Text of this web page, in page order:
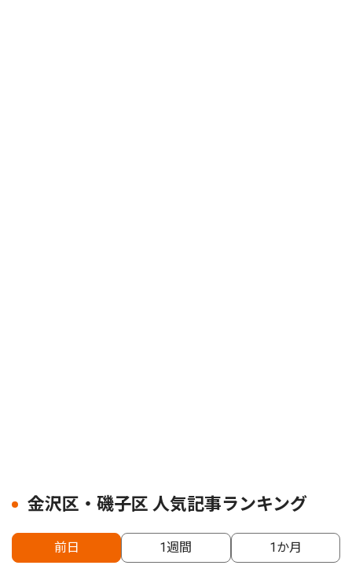
金沢区・磯子区 人気記事ランキング
前日 1週間 1か月